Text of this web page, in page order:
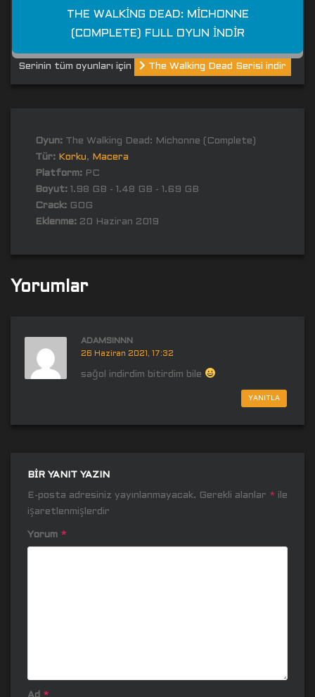
THE WALKING DEAD: MICHONNE
(COMPLETE) FULL OYUN İNDIR
Serinin tüm oyunları için The Walking Dead Serisi indir
Oyun: The Walking Dead: Michonne (Complete)
Tür: Korku,
Macera
Platform: PC
Boyut: 1.98 GB - 1.48 GB - 1.69 GB
Crack: GOG
Eklenme: 20 Haziran 2019
Yorumlar
ADAMSINNN
26 Haziran 2021, 17:32
sağol indirdim bitirdim bile
YANITLA
BIR YANIT YAZIN
E-posta adresiniz yayınlanmayacak. Gerekli alanlar * ile
işaretlenmişlerdir
Yorum *
Ad *